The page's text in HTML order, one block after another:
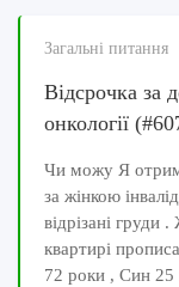
Загальні питання
Відсрочка за
онкології
Чи можу Я
за жінкою
відрізані
квартирі
72 роки , Син 25